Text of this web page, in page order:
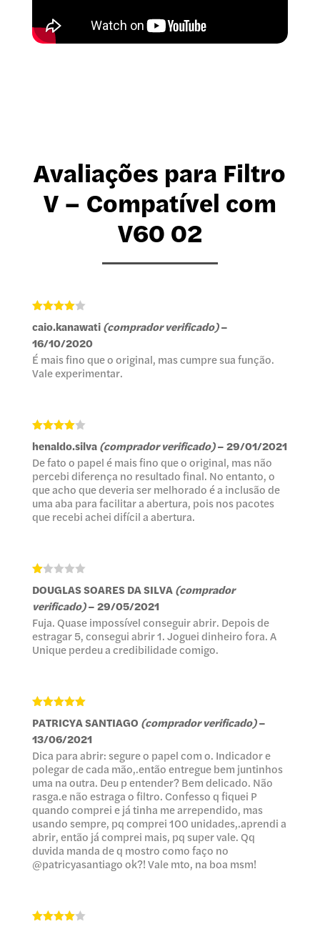
Avaliações para Filtro
V – Compatível com
V60 02
4de 5
caio.kanawati(comprador verificado) –
16/10/2020
É mais fino que o original, mas cumpre sua função.
Vale experimentar.
4de 5
henaldo.silva(comprador verificado) –29/01/2021
De fato o papel é mais fino que o original, mas não
percebi diferença no resultado final. No entanto, o
que acho que deveria ser melhorado é a inclusão de
uma aba para facilitar a abertura, pois nos pacotes
que recebi achei difícil a abertura.
va
lia
çã
o
1
de
5
DOUGLAS SOARES DA SILVA(comprador
verificado) –29/05/2021
Fuja. Quase impossível conseguir abrir. Depois de
estragar 5, consegui abrir 1. Joguei dinheiro fora. A
Unique perdeu a credibilidade comigo.
de 5
PATRICYA SANTIAGO (comprador verificado) –
13/06/2021
Dica para abrir: segure o papel com o. Indicador e
polegar de cada mão,.então entregue bem juntinhos
uma na outra. Deu p entender? Bem delicado. Não
rasga.e não estraga o filtro. Confesso q fiquei P
quando comprei e já tinha me arrependido, mas
usando sempre, pq comprei 100 unidades,.aprendi a
abrir, então já comprei mais, pq super vale. Qq
duvida manda de q mostro como faço no
@patricyasantiago ok?! Vale mto, na boa msm!